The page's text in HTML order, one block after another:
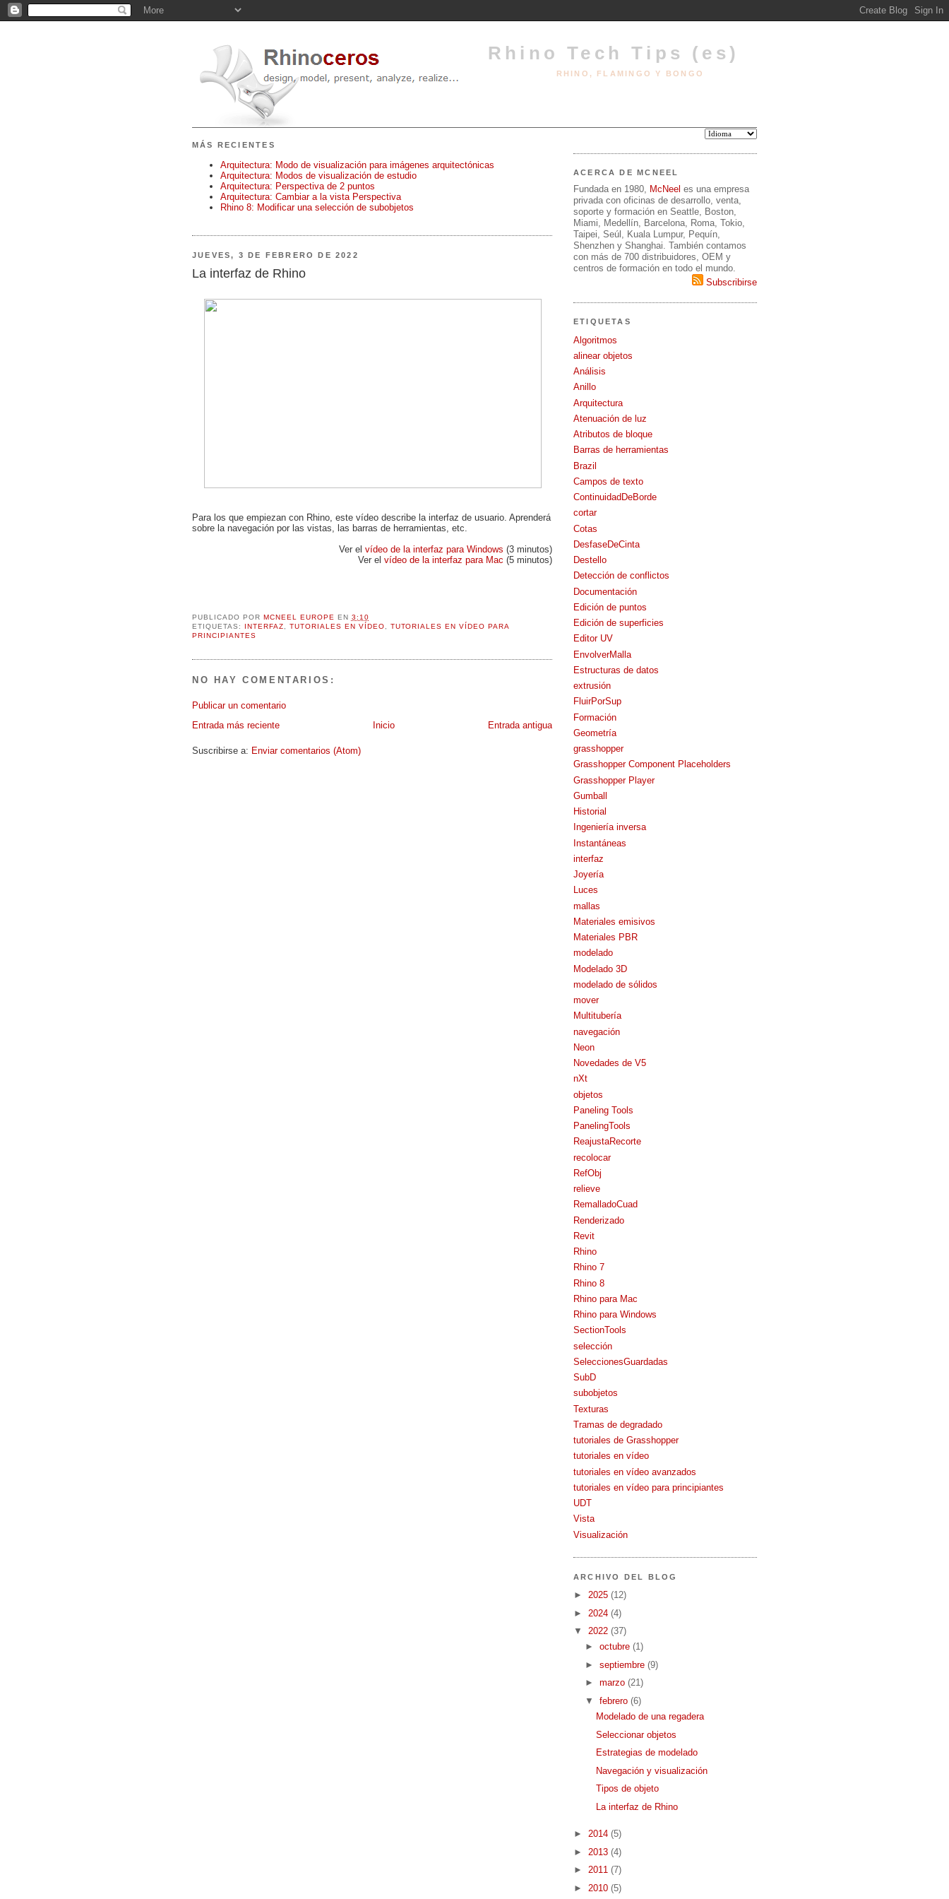
Rhino Tech Tips (es)
RHINO, FLAMINGO Y BONGO
MÁS RECIENTES
Arquitectura: Modo de visualización para imágenes arquitectónicas
Arquitectura: Modos de visualización de estudio
Arquitectura: Perspectiva de 2 puntos
Arquitectura: Cambiar a la vista Perspectiva
Rhino 8: Modificar una selección de subobjetos
JUEVES, 3 DE FEBRERO DE 2022
La interfaz de Rhino
Para los que empiezan con Rhino, este vídeo describe la interfaz de usuario. Aprenderá
sobre la navegación por las vistas, las barras de herramientas, etc.
Ver el vídeo de la interfaz para Windows (3 minutos)
Ver el vídeo de la interfaz para Mac (5 minutos)
PUBLICADO POR MCNEEL EUROPE EN 3:10
ETIQUETAS:
INTERFAZ, TUTORIALES EN VÍDEO, TUTORIALES EN VÍDEO PARA
PRINCIPIANTES
NO HAY COMENTARIOS:
Publicar un comentario
Entrada más reciente
Entrada antigua
Inicio
Suscribirse a: Enviar comentarios (Atom)
ACERCA DE MCNEEL
Fundada en 1980, McNeel es una empresa
privada con oficinas de desarrollo, venta,
soporte y formación en Seattle, Boston,
Miami, Medellín, Barcelona, Roma, Tokio,
Taipei, Seúl, Kuala Lumpur, Pequín,
Shenzhen y Shanghai. También contamos
con más de 700 distribuidores, OEM y
centros de formación en todo el mundo.
Subscribirse
ETIQUETAS
Algoritmos
alinear objetos
Análisis
Anillo
Arquitectura
Atenuación de luz
Atributos de bloque
Barras de herramientas
Brazil
Campos de texto
ContinuidadDeBorde
cortar
Cotas
DesfaseDeCinta
Destello
Detección de conflictos
Documentación
Edición de puntos
Edición de superficies
Editor UV
EnvolverMalla
Estructuras de datos
extrusión
FluirPorSup
Formación
Geometría
grasshopper
Grasshopper Component Placeholders
Grasshopper Player
Gumball
Historial
Ingeniería inversa
Instantáneas
interfaz
Joyería
Luces
mallas
Materiales emisivos
Materiales PBR
modelado
Modelado 3D
modelado de sólidos
mover
Multitubería
navegación
Neon
Novedades de V5
nXt
objetos
Paneling Tools
PanelingTools
ReajustaRecorte
recolocar
RefObj
relieve
RemalladoCuad
Renderizado
Revit
Rhino
Rhino 7
Rhino 8
Rhino para Mac
Rhino para Windows
SectionTools
selección
SeleccionesGuardadas
SubD
subobjetos
Texturas
Tramas de degradado
tutoriales de Grasshopper
tutoriales en vídeo
tutoriales en vídeo avanzados
tutoriales en vídeo para principiantes
UDT
Vista
Visualización
ARCHIVO DEL BLOG
► 2025 (12)
► 2024 (4)
▼ 2022 (37)
► octubre (1)
► septiembre (9)
► marzo (21)
▼ febrero (6)
Modelado de una regadera
Seleccionar objetos
Estrategias de modelado
Navegación y visualización
Tipos de objeto
La interfaz de Rhino
► 2014 (5)
► 2013 (4)
► 2011 (7)
► 2010 (5)